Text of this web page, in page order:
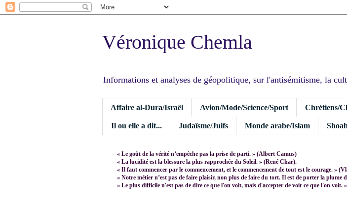
Véronique Chemla
Informations et analyses de géopolitique, sur l'antisémitisme, la
Affaire al-Dura/Israël Avion/Mode/Science/Sport Chrétiens/
Il ou elle a dit... Judaïsme/Juifs Monde arabe/Islam
« Le goût de la vérité n’empêche pas la prise de parti. » (Albert Camus)
« La lucidité est la blessure la plus rapprochée du Soleil. » (René Char).
« Il faut commencer par le commencement, et le commencement de tout est le courage. »
« Notre métier n’est pas de faire plaisir, non plus de faire du tort. Il est de porter la plume
« Le plus difficile n'est pas de dire ce que l'on voit, mais d'accepter de voir ce que l'on voit.